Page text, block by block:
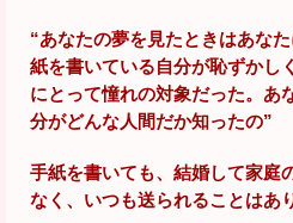
“あなたの夢を見たときはあな
紙を書いている自分が恥ずかし
にとって憧れの対象だった。あ
分がどんな人間だか知ったの”
手紙を書いても、結婚して家庭
なく、いつも送られることはあ